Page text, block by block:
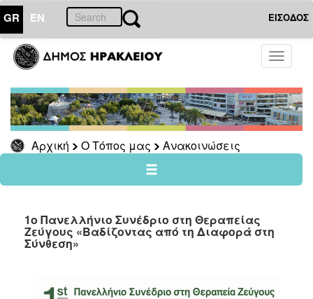
GR EN ΕΙΣΟΔΟΣ
Toggle
Αρχική Ο Τόπος μας Ανακοινώσεις
ΤΟΠΟΣ
ΜΑΣ
Ανακοινώσεις
Αρχείο
ΠΟΛΙΤΙΣΜΟΣ
1ο Πανελλήνιο Συνέδριο στη Θεραπείας
Ζεύγους «Βαδίζοντας από τη Διαφορά στη
Σύνθεση»